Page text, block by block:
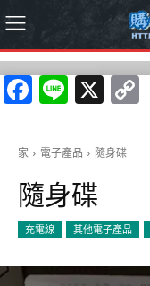
Facebook
Line
X
家 電子產品 隨身碟
隨身碟
充電線 其他電子產品